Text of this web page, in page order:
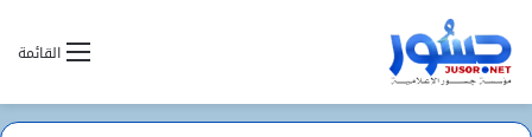
القائمة